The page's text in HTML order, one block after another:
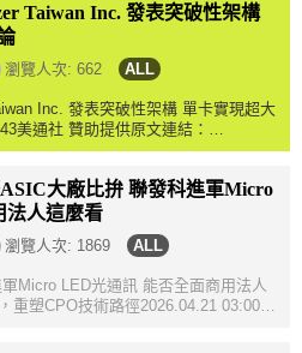
Taiwan Inc. 發表突破性架構
瀏覽人次: 662
Inc. 發表突破性架構 單卡實現超大
美通社 贊助提供原文連結：
123828/9460682 提供業界領先的
大廠比拚 聯發科進軍Micro
法人這麼看
瀏覽人次: 1869
Micro LED光通訊 能否全面商用法人
CPO技術路徑2026.04.21 03:00